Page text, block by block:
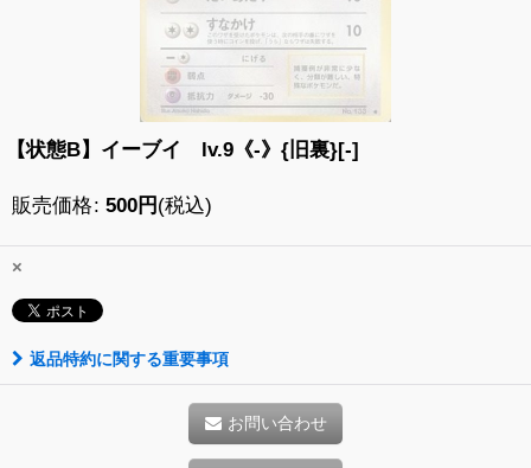
【状態B】イーブイ lv.9《-》{旧裏}[-]
販売価格: 500円 (税込)
×
返品特約に関する重要事項
お問い合わせ